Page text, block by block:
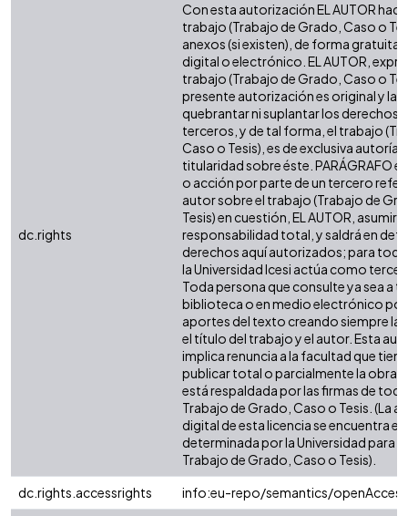
dc.rights
Con esta autorización EL AUTOR
trabajo (Trabajo de Grado, Caso o
anexos (si existen), de forma gratuita
digital o electrónico. EL AUTOR,
trabajo (Trabajo de Grado, Caso o
presente autorización es original y la
quebrantar ni suplantar los derechos
terceros, y de tal forma, el trabajo
Caso o Tesis), es de exclusiva autoría
titularidad sobre éste. PARÁGRAFO
o acción por parte de un tercero
autor sobre el trabajo (Trabajo de
Tesis) en cuestión, EL AUTOR, asumirá
responsabilidad total, y saldrá en
derechos aquí autorizados; para
la Universidad Icesi actúa como
Toda persona que consulte ya sea a
biblioteca o en medio electrónico
aportes del texto creando siempre la
el título del trabajo y el autor. Esta
implica renuncia a la facultad que tiene
publicar total o parcialmente la obra.
está respaldada por las firmas de
Trabajo de Grado, Caso o Tesis. (La
digital de esta licencia se encuentra
determinada por la Universidad para
Trabajo de Grado, Caso o Tesis).
dc.rights.accessrights
info:eu-repo/semantics/openAccess